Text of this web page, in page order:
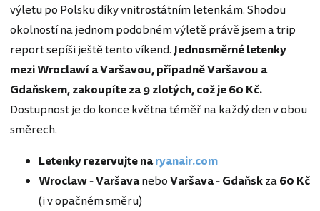
výletu po Polsku díky vnitrostátním letenkám. Shodou
okolností na jednom podobném výletě právě jsem a trip
report sepíši ještě tento víkend.Jednosměrné letenky
mezi Wroclawí a Varšavou, případně Varšavou a
Gdaňskem, zakoupíte za 9 zlotých, což je 60 Kč.
Dostupnost je do konce května téměř na každý den v obou
směrech.
Letenky rezervujte naryanair.com
Wroclaw - VaršavaneboVaršava - Gdaňskza60 Kč
(i v opačném směru)